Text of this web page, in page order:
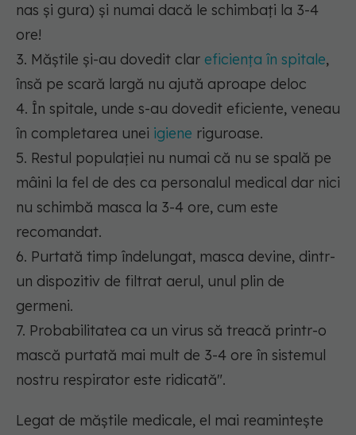
nas și gura) și numai dacă le schimbați la 3-4
ore!
3. Măștile și-au dovedit clar eficiența în spitale,
însă pe scară largă nu ajută aproape deloc
4. În spitale, unde s-au dovedit eficiente, veneau
în completarea unei igiene riguroase.
5. Restul populației nu numai că nu se spală pe
mâini la fel de des ca personalul medical dar nici
nu schimbă masca la 3-4 ore, cum este
recomandat.
6. Purtată timp îndelungat, masca devine, dintr-
un dispozitiv de filtrat aerul, unul plin de
germeni.
7. Probabilitatea ca un virus să treacă printr-o
mască purtată mai mult de 3-4 ore în sistemul
nostru respirator este ridicată".
Legat de măștile medicale, el mai reamintește